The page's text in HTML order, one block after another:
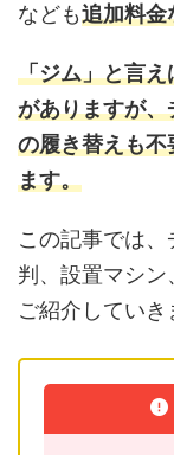
なども追加料金
「ジム」と言
がありますが
の履き替えも
ます。
この記事では
判、設置マシ
ご紹介していき